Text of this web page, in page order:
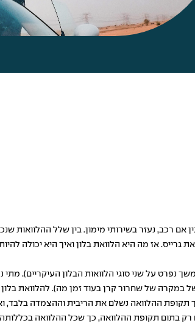
אם רכב, נעזר בשירותי מימון. בין שלל ההלוואות
גרייס. אז מה היא הלוואת בלון ואיך היא יכולה
על שני סוגי הלוואות הבלון העיקריים). מתי
במקרה של שחרור קרן בעוד זמן מה). להלוואת בלון
תקופת ההלוואה נשלם את הריבית וההצמדה
רק בתום תקופת ההלוואה, כך שכל ההלוואה